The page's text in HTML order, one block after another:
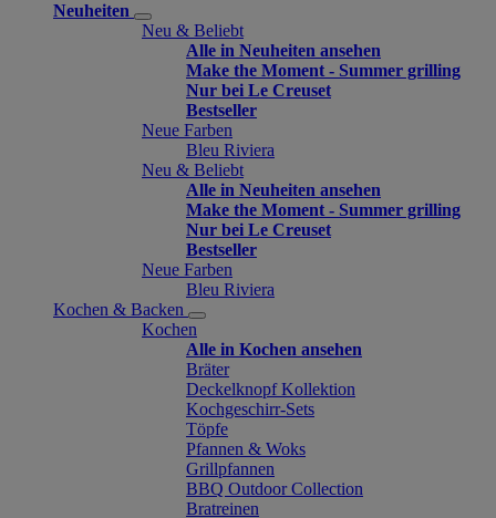
Neuheiten
Neu & Beliebt
Alle in Neuheiten ansehen
Make the Moment - Summer grilling
Nur bei Le Creuset
Bestseller
Neue Farben
Bleu Riviera
Neu & Beliebt
Alle in Neuheiten ansehen
Make the Moment - Summer grilling
Nur bei Le Creuset
Bestseller
Neue Farben
Bleu Riviera
Kochen & Backen
Kochen
Alle in Kochen ansehen
Bräter
Deckelknopf Kollektion
Kochgeschirr-Sets
Töpfe
Pfannen & Woks
Grillpfannen
BBQ Outdoor Collection
Bratreinen